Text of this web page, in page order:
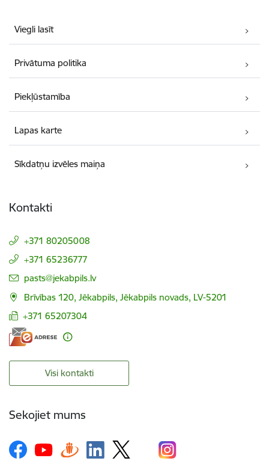
Viegli lasīt
Privātuma politika
Piekļūstamība
Lapas karte
Sīkdatņu izvēles maiņa
Kontakti
+371 80205008
+371 65236777
E-pasts:
pasts@jekabpils.lv
Brīvības 120, Jēkabpils, Jēkabpils novads, LV-5201
+371 65207304
Visi kontakti
Sekojiet mums